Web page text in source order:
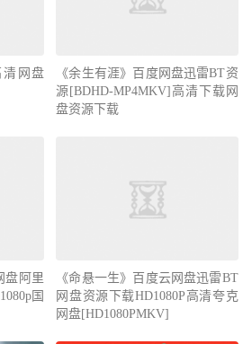
清网盘
《余生有涯》百度网盘迅雷BT资
源[BDHD-MP4MKV]高清下载网
盘资源下载
盘阿里
国
《命悬一生》百度云网盘迅雷BT
网盘资源下载HD1080P高清夸克
网盘[HD1080PMKV]